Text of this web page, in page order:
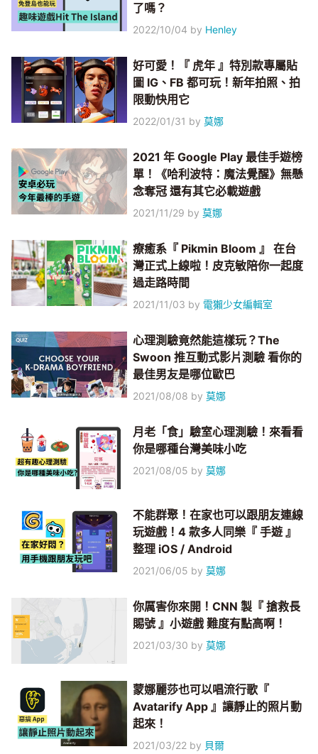
了嗎？
2022/10/04 by Henley
好可愛！『 虎年 』特別款專屬貼
圖 IG、FB 都可玩！新年拍照、拍
限動快用它
2022/01/31 by莫娜
2021 年 Google Play 最佳手遊榜
單！《哈利波特：魔法覺醒》無懸
念奪冠 還有其它必載遊戲
2021/11/29 by莫娜
療癒系『 Pikmin Bloom 』 在台
灣正式上線啦！皮克敏陪你一起度
過走路時間
2021/11/03 by 電獺少女編輯室
心理測驗竟然能這樣玩？The
Swoon 推互動式影片測驗 看你的
最佳男友是哪位歐巴
2021/08/08 by莫娜
月老「食」驗室心理測驗！來看看
你是哪種台灣美味小吃
2021/08/05 by莫娜
不能群聚！在家也可以跟朋友連線
玩遊戲！4 款多人同樂『 手遊 』
整理 iOS / Android
2021/06/05 by莫娜
你厲害你來開！CNN 製『 搶救長
賜號 』小遊戲 難度有點高啊！
2021/03/30 by莫娜
蒙娜麗莎也可以唱流行歌『
Avatarify App 』讓靜止的照片動
起來！
2021/03/22 by 貝爾